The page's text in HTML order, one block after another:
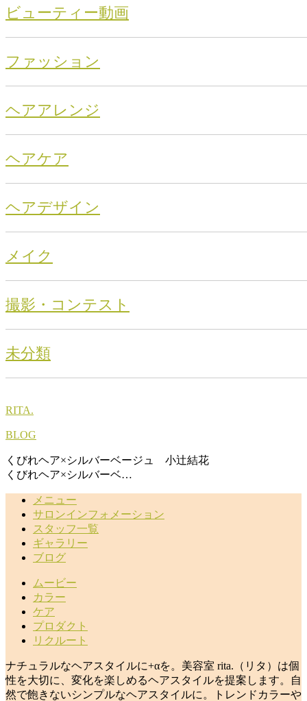
ビューティー動画
ファッション
ヘアアレンジ
ヘアケア
ヘアデザイン
メイク
撮影・コンテスト
未分類
RITA.
BLOG
くびれヘア×シルバーベージュ 小辻結花
くびれヘア×シルバーベ…
メニュー
サロンインフォメーション
スタッフ一覧
ギャラリー
ブログ
ムービー
カラー
ケア
プロダクト
リクルート
ナチュラルなヘアスタイルに+αを。美容室 rita.（リタ）は個
性を大切に、変化を楽しめるヘアスタイルを提案します。自
然で飽きないシンプルなヘアスタイルに。トレンドカラーや